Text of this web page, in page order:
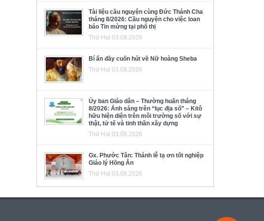
Tài liệu cầu nguyện cùng Đức Thánh Cha
tháng 8/2026: Cầu nguyện cho việc loan
báo Tin mừng tại phố thị
Thứ Hai 03.08.2026
Bí ẩn đầy cuốn hút về Nữ hoàng Sheba
Thứ Hai 03.08.2026
Ủy ban Giáo dân – Thường huấn tháng
8/2026: Ánh sáng trên “lục địa số” – Kitô
hữu hiện diện trên môi trường số với sự
thật, tử tế và tinh thần xây dựng
Thứ Hai 03.08.2026
Gx. Phước Tân: Thánh lễ tạ ơn tốt nghiệp
Giáo lý Hồng Ân
Thứ Hai 03.08.2026